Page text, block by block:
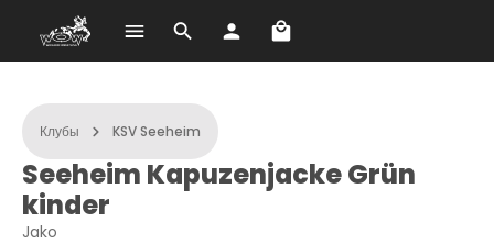
Перейти к основному содержанию В корзине 0 товаров.
Клубы KSV Seeheim
Seeheim Kapuzenjacke Grün
kinder
Jako